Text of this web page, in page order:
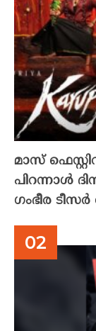
മാസ്
പിറന്നാൾ
ഗംഭീര ടീസർ